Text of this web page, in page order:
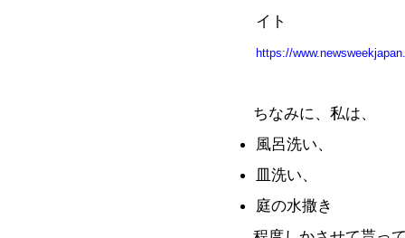
イト
https://
ちなみに、私は、
風呂洗い、
皿洗い、
庭の水撒き